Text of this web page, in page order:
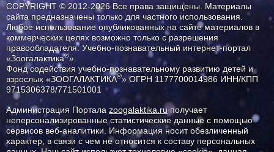
COPYRIGHT © 2012-2026 Все права защищены. Материалы
сайта предназначены только для частного использования.
Любое использование опубликованных на сайте материалов в
коммерческих целях возможно только с разрешения
правообладателя: Учебно-познавательный интернет-портал
«Зоогалактика®».
Фонд содействия учебно-познавательному развитию детей и
взрослых «ЗООГАЛАКТИКА®» ОГРН 1177700014986 ИНН/КПП
9715306378/771501001
Администрация Портала zoogalaktika.ruполучает
неперсонализированные статистические данные с помощью
сервисов веб-аналитики. Информация носит обезличенный
характер, в связи с чем не относится к составу персональных